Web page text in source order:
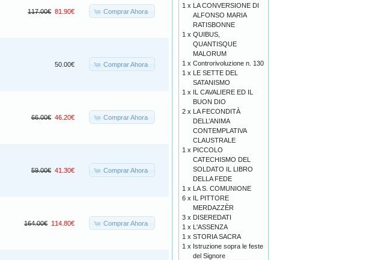
117.00€ 81.90€ Comprar Ahora
50.00€ Comprar Ahora
66.00€ 46.20€ Comprar Ahora
59.00€ 41.30€ Comprar Ahora
164.00€ 114.80€ Comprar Ahora
1 x LA CONVERSIONE DI
ALFONSO MARIA
RATISBONNE
1 x QUIBUS,
QUANTISQUE
MALORUM
1 x Controrivoluzione n. 130
1 x LE SETTE DEL
SATANISMO
1 x IL CAVALIERE ED IL
BUON DIO
2 x LA FECONDITÀ
DELL’ANIMA
CONTEMPLATIVA
CLAUSTRALE
1 x PICCOLO
CATECHISMO DEL
SOLDATO IL LIBRO
DELLA FEDE
1 x LA S. COMUNIONE
6 x IL PITTORE
MERDAZZÈR
3 x DISEREDATI
1 x L'ASSENZA
1 x STORIA SACRA
1 x Istruzione sopra le feste
del Signore